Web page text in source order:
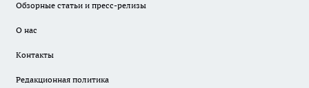
Обзорные статьи и пресс-релизы
О нас
Контакты
Редакционная политика